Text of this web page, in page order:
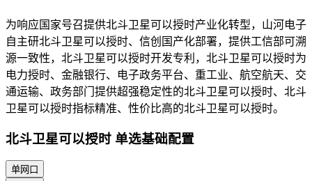
为响应国家号召提供北斗卫星可以授时产业化转型，山河电子
自主研北斗卫星可以授时、信创国产化部署，提供工信部可溯
源一致性，北斗卫星可以授时开发专利，北斗卫星可以授时为
电力授时、金融银行、电子政务平台、重工业、航空航天、交
通运输、政务部门提供超强稳定性的北斗卫星可以授时、北斗
卫星可以授时指标精准、性价比高的北斗卫星可以授时。
北斗卫星可以授时 单选基础配置
单网口